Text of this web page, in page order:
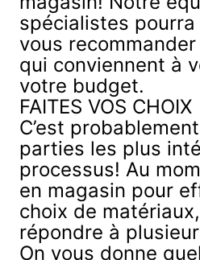
spécialistes
vous
qui conviennent à
votre budget.
FAITES VOS CHOIX
C’est
parties les plus
processus! Au
en magasin pour
choix de
répondre à
On vous donne